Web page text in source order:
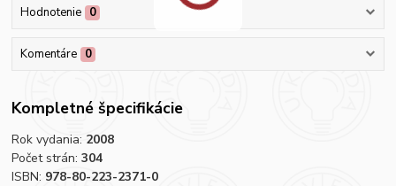
Hodnotenie 0
Komentáre 0
Kompletné špecifikácie
Rok vydania: 2008
Počet strán:304
ISBN: 978-80-223-2371-0